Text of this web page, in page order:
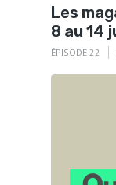
Les
8 au 14
ÉPISODE 22